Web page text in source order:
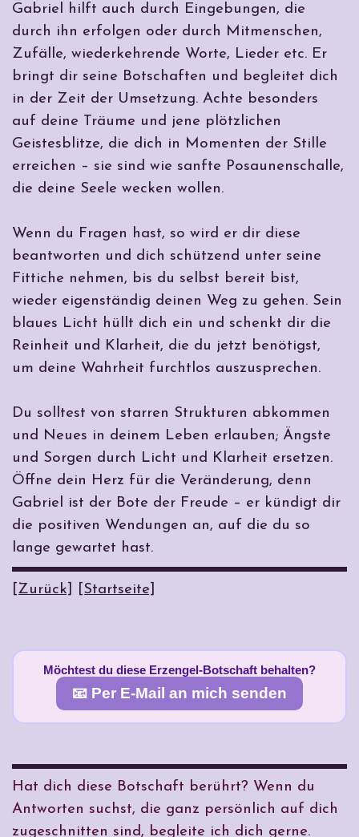
Gabriel hilft auch durch Eingebungen, die
durch ihn erfolgen oder durch Mitmenschen,
Zufälle, wiederkehrende Worte, Lieder etc. Er
bringt dir seine Botschaften und begleitet dich
in der Zeit der Umsetzung. Achte besonders
auf deine Träume und jene plötzlichen
Geistesblitze, die dich in Momenten der Stille
erreichen – sie sind wie sanfte Posaunenschalle,
die deine Seele wecken wollen.
Wenn du Fragen hast, so wird er dir diese
beantworten und dich schützend unter seine
Fittiche nehmen, bis du selbst bereit bist,
wieder eigenständig deinen Weg zu gehen. Sein
blaues Licht hüllt dich ein und schenkt dir die
Reinheit und Klarheit, die du jetzt benötigst,
um deine Wahrheit furchtlos auszusprechen.
Du solltest von starren Strukturen abkommen
und Neues in deinem Leben erlauben; Ängste
und Sorgen durch Licht und Klarheit ersetzen.
Öffne dein Herz für die Veränderung, denn
Gabriel ist der Bote der Freude – er kündigt dir
die positiven Wendungen an, auf die du so
lange gewartet hast.
[Zurück] [Startseite]
Möchtest du diese Erzengel-Botschaft behalten?
📧 Per E-Mail an mich senden
Hat dich diese Botschaft berührt? Wenn du
Antworten suchst, die ganz persönlich auf dich
zugeschnitten sind, begleite ich dich gerne.